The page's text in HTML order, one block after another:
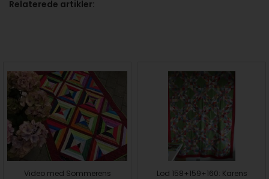
Relaterede artikler:
Video med Sommerens
Lod 158+159+160: Karens